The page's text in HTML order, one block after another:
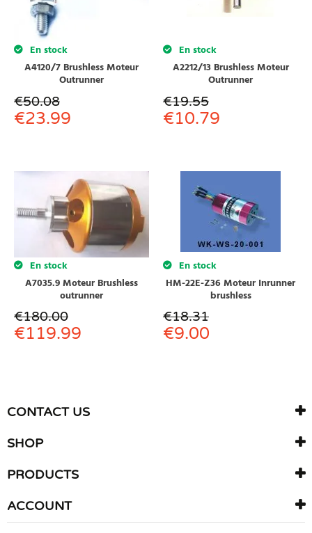
En stock
A4120/7 Brushless Moteur
Outrunner
€50.08
€23.99
En stock
A2212/13 Brushless Moteur
Outrunner
€19.55
€10.79
En stock
A7035.9 Moteur Brushless
outrunner
€180.00
€119.99
En stock
HM-22E-Z36 Moteur Inrunner
brushless
€18.31
€9.00
CONTACT US
SHOP
PRODUCTS
ACCOUNT